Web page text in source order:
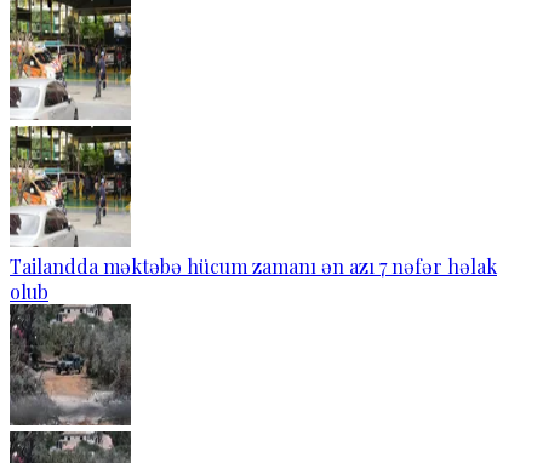
Tailandda məktəbə hücum zamanı ən azı 7 nəfər həlak
olub